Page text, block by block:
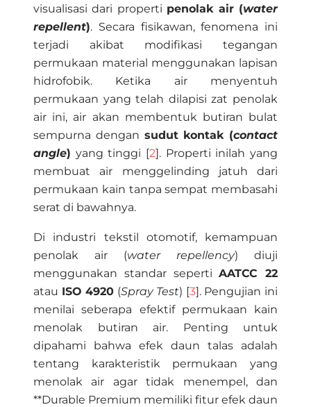
visualisasi dari properti penolak air (water
repellent). Secara fisikawan, fenomena ini
terjadi akibat modifikasi tegangan
permukaan material menggunakan lapisan
hidrofobik. Ketika air menyentuh
permukaan yang telah dilapisi zat penolak
air ini, air akan membentuk butiran bulat
sempurna dengan sudut kontak (contact
angle) yang tinggi [2]. Properti inilah yang
membuat air menggelinding jatuh dari
permukaan kain tanpa sempat membasahi
serat di bawahnya.
Di industri tekstil otomotif, kemampuan
penolak air (water repellency) diuji
menggunakan standar sepertiAATCC 22
atau ISO 4920 (Spray Test) [3]. Pengujian ini
menilai seberapa efektif permukaan kain
menolak butiran air. Penting untuk
dipahami bahwa efek daun talas adalah
tentang karakteristik permukaan yang
menolak air agar tidak menempel, dan
**Durable Premium memiliki fitur efek daun